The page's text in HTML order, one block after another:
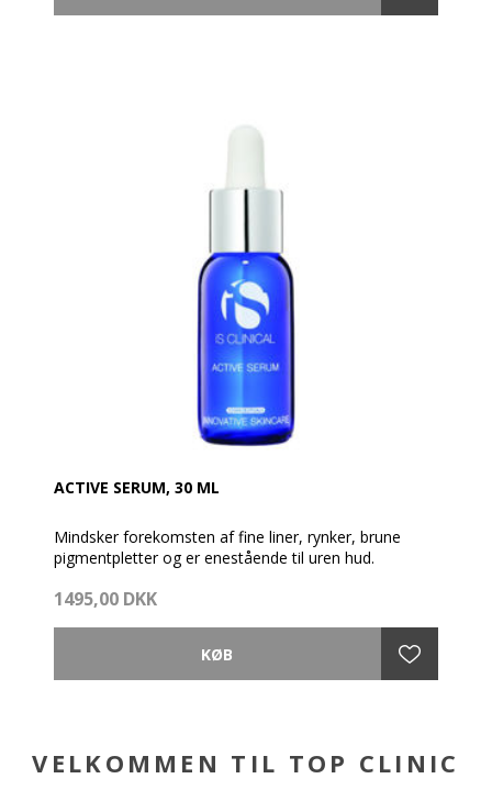
Den udtører ikke huden, men efterlader den fugtig og
- Reducerer fine linjer og rynker
- Giver antioxidant beskyttelse
- Giver både hurtige og langsigtede resultater.
ACTIVE SERUM, 30 ML
Mindsker forekomsten af fine liner, rynker, brune
pigmentpletter og er enestående til uren hud.
Allerede ved påførslen mærker man bevis på
fornemmelse i huden, hvilket indikerer penetration.
Den udtører ikke huden, men efterlader den fugtig og
Anvend 4-5 dråber på din hud efter din afrens om
1495,00 DKK
VELKOMMEN TIL TOP CLINIC